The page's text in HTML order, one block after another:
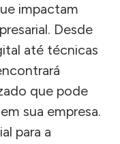
impactam
Desde
até técnicas
que pode
sua empresa.
para a